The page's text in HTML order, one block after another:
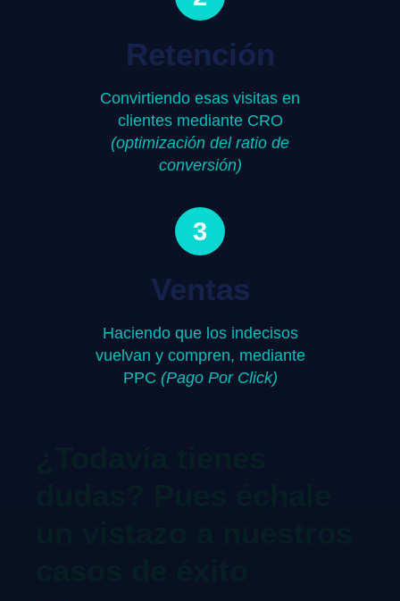
Retención
Convirtiendo esas visitas en
clientes mediante CRO
(optimización del ratio de
conversión)
3
Ventas
Haciendo que los indecisos
vuelvan y compren, mediante
PPC (Pago Por Click)